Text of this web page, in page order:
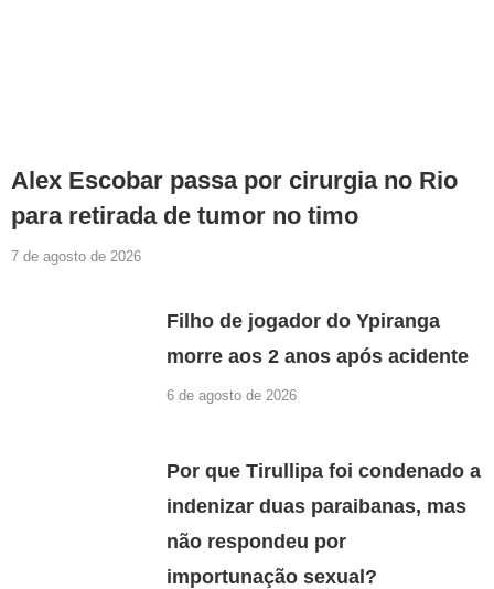
Alex Escobar passa por cirurgia no Rio
para retirada de tumor no timo
7 de agosto de 2026
Filho de jogador do Ypiranga
morre aos 2 anos após acidente
6 de agosto de 2026
Por que Tirullipa foi condenado a
indenizar duas paraibanas, mas
não respondeu por
importunação sexual?